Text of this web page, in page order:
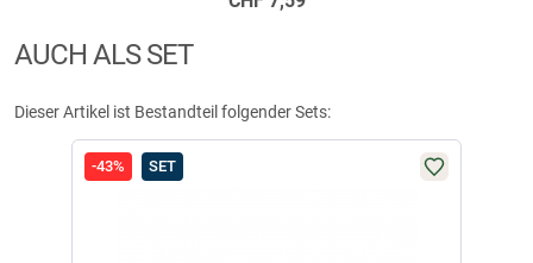
AUCH ALS SET
Dieser Artikel ist Bestandteil folgender Sets:
-43% SET